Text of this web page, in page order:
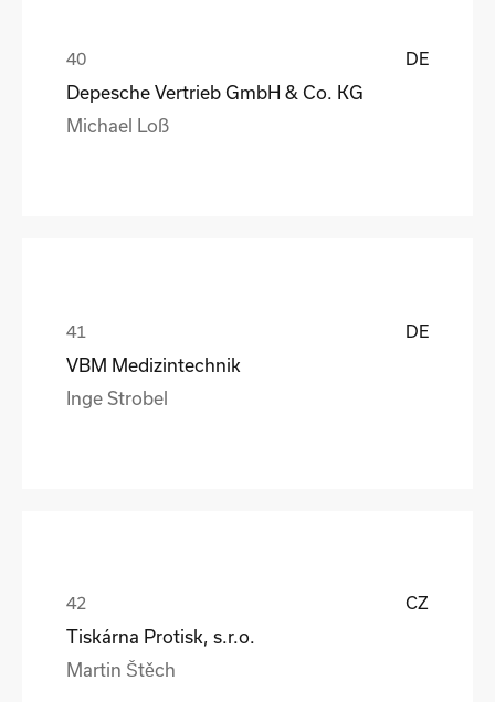
DE
Depesche Vertrieb GmbH & Co. KG
Michael Loß
DE
VBM Medizintechnik
Inge Strobel
CZ
Tiskárna Protisk, s.r.o.
Martin Štěch